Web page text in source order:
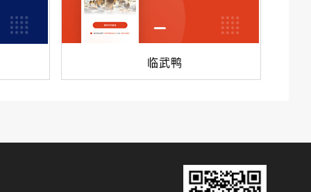
临武鸭